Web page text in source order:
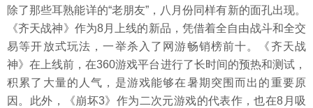
除了那些耳熟能详的“老朋友”，八月份同样有新的面孔出现。
《齐天战神》作为8月上线的新品，凭借着全自由战斗和全交
易等开放式玩法，一举杀入了网游畅销榜前十。《齐天战
神》在上线前，在360游戏平台进行了长时间的预热和测试，
积累了大量的人气，是游戏能够在暑期突围而出的重要原
因。此外，《崩坏3》作为二次元游戏的代表作，也在8月吸